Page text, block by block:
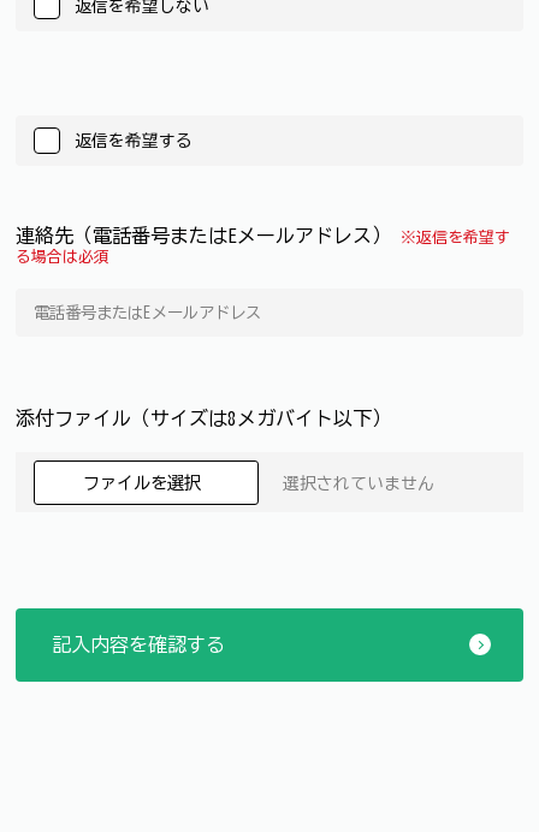
返信を希望しない
返信を希望する
連絡先（電話番号またはEメールアドレス）
※返信を希望す
る場合は必須
添付ファイル（サイズは8メガバイト以下）
ファイルを選択 選択されていません